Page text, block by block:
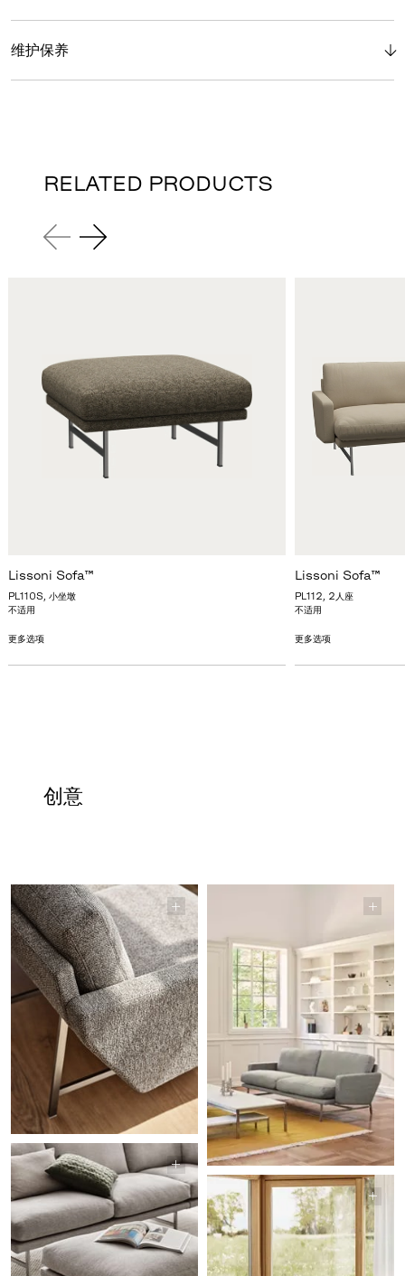
维护保养
RELATED PRODUCTS
Lissoni Sofa™
PL110S, 小坐墩
不适用
更多选项
Lissoni Sofa™
PL112, 2人座
不适用
更多选项
创意